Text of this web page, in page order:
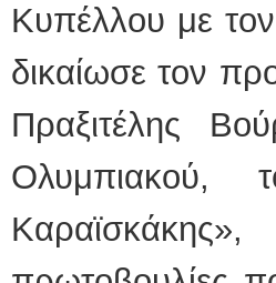
Κυπέλλου με
δικαίωσε τον
Πραξιτέλης